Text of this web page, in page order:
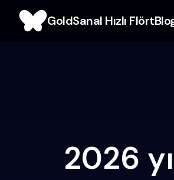
GoldSanal Hızlı Flört
2026